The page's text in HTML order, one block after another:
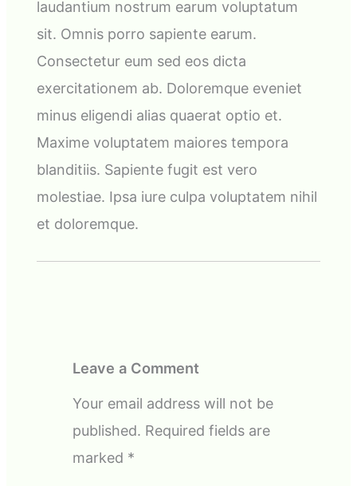
laudantium nostrum earum voluptatum
sit. Omnis porro sapiente earum.
Consectetur eum sed eos dicta
exercitationem ab. Doloremque eveniet
minus eligendi alias quaerat optio et.
Maxime voluptatem maiores tempora
blanditiis. Sapiente fugit est vero
molestiae. Ipsa iure culpa voluptatem nihil
et doloremque.
Leave a Comment
Your email address will not be
published. Required fields are
marked *